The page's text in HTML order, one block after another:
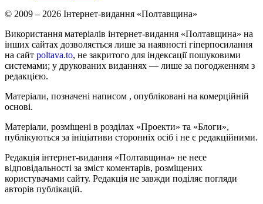
© 2009 – 2026 Інтернет-видання «Полтавщина»
Використання матеріалів інтернет-видання «Полтавщина» на
інших сайтах дозволяється лише за наявності гіперпосилання
на сайт poltava.to, не закритого для індексації пошуковими
системами; у друкованих виданнях — лише за погодженням з
редакцією.
Матеріали, позначені написом , опубліковані на комерційній
основі.
Матеріали, розміщені в розділах «Проекти» та «Блоги»,
публікуються за ініціативи сторонніх осіб і не є редакційними.
Редакція інтернет-видання «Полтавщина» не несе
відповідальності за зміст коментарів, розміщених
користувачами сайту. Редакція не завжди поділяє погляди
авторів публікацій.